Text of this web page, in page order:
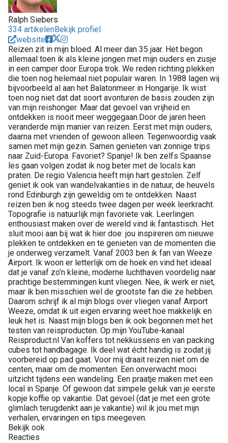
Ralph Siebers
334 artikelenBekijk profiel
website
Reizen zit in mijn bloed. Al meer dan 35 jaar. Het begon
allemaal toen ik als kleine jongen met mijn ouders en zusje
in een camper door Europa trok. We reden richting plekken
die toen nog helemaal niet populair waren. In 1988 lagen wij
bijvoorbeeld al aan het Balatonmeer in Hongarije. Ik wist
toen nog niet dat dat soort avonturen de basis zouden zijn
van mijn reishonger. Maar dat gevoel van vrijheid en
ontdekken is nooit meer weggegaan.Door de jaren heen
veranderde mijn manier van reizen. Eerst met mijn ouders,
daarna met vrienden of gewoon alleen. Tegenwoordig vaak
samen met mijn gezin. Samen genieten van zonnige trips
naar Zuid-Europa. Favoriet? Spanje! Ik ben zelfs Spaanse
les gaan volgen zodat ik nog beter met de locals kan
praten. De regio Valencia heeft mijn hart gestolen. Zelf
geniet ik ook van wandelvakanties in de natuur, de heuvels
rond Edinburgh zijn geweldig om te ontdekken. Naast
reizen ben ik nog steeds twee dagen per week leerkracht.
Topografie is natuurlijk mijn favoriete vak. Leerlingen
enthousiast maken over de wereld vind ik fantastisch. Het
sluit mooi aan bij wat ik hier doe: jou inspireren om nieuwe
plekken te ontdekken en te genieten van de momenten die
je onderweg verzamelt. Vanaf 2003 ben ik fan van Weeze
Airport. Ik woon er letterlijk om de hoek en vind het ideaal
dat je vanaf zo’n kleine, moderne luchthaven voordelig naar
prachtige bestemmingen kunt vliegen. Nee, ik werk er niet,
maar ik ben misschien wel de grootste fan die ze hebben.
Daarom schrijf ik al mijn blogs over vliegen vanaf Airport
Weeze, omdat ik uit eigen ervaring weet hoe makkelijk en
leuk het is. Naast mijn blogs ben ik ook begonnen met het
testen van reisproducten. Op mijn YouTube-kanaal
Reisproduct.nl Van koffers tot nekkussens en van packing
cubes tot handbagage. Ik deel wat écht handig is zodat jij
voorbereid op pad gaat. Voor mij draait reizen niet om de
centen, maar om de momenten. Een onverwacht mooi
uitzicht tijdens een wandeling. Een praatje maken met een
local in Spanje. Of gewoon dat simpele geluk van je eerste
kopje koffie op vakantie. Dat gevoel (dat je met een grote
glimlach terugdenkt aan je vakantie) wil ik jou met mijn
verhalen, ervaringen en tips meegeven.
Bekijk ook
Reacties